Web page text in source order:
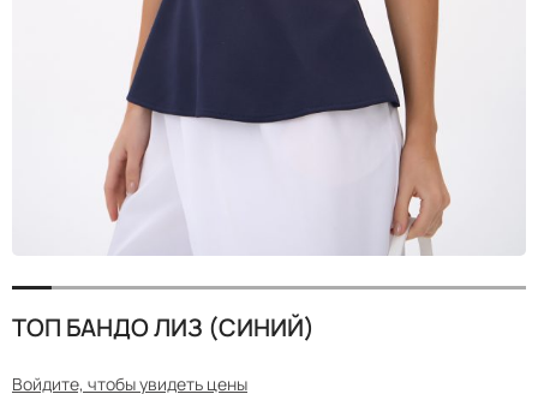
ТОП БАНДО ЛИЗ (СИНИЙ)
Войдите, чтобы увидеть цены